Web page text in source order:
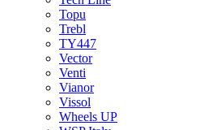
Topu
Trebl
TY447
Vector
Venti
Vianor
Vissol
Wheels UP